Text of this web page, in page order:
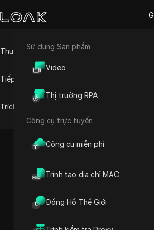
Thương mại điện tử
Tiếp thị liên kết
Trích xuất dữ liệu web
Sử dụng Sản phẩm
Video
Thị trường RPA
Công cụ trực tuyến
Công cụ miễn phí
Trình tạo địa chỉ MAC
Đồng Hồ Thế Giới
Quay lại
Cách
từng
Ekaterina Ivanova
Các nhóm chạy Quảng
khăn: Hệ thống của Meta
giống bot hoặc đăng nhập